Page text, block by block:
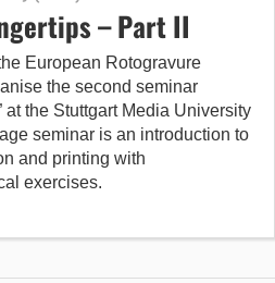
– Part II
European Rotogravure
the second seminar
at the Stuttgart Media University
seminar is an introduction to
and printing with
exercises.